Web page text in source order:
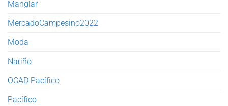
Manglar
MercadoCampesino2022
Moda
Nariño
OCAD Pacífico
Pacífico